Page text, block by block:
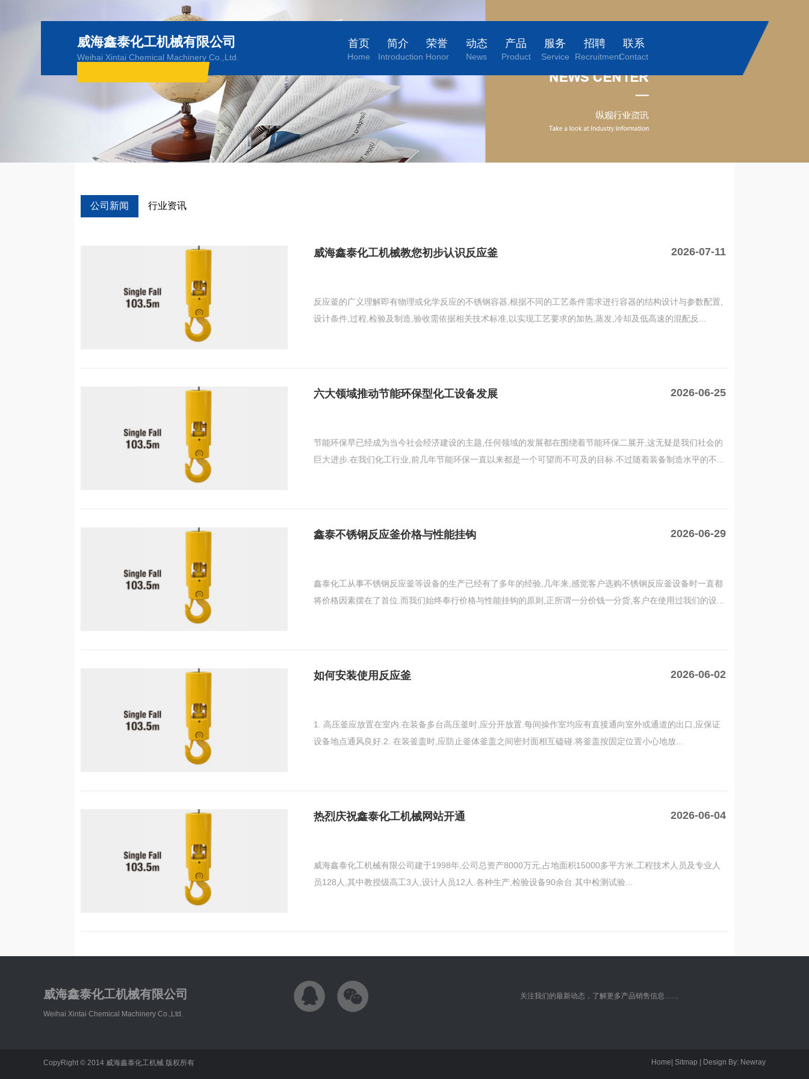
威海鑫泰化工机械有限公司
Weihai Xintai Chemical Machinery Co.,Ltd.
首页
Home
简介
Introduction
荣誉
Honor
动态
News
产品
Product
服务
Service
招聘
Recruitment
联系
Contact
公司新闻 行业资讯
威海鑫泰化工机械教您初步认识反应釜 2026-07-11
反应釜的广义理解即有物理或化学反应的不锈钢容器,根据不同的工艺条件需求进行容器的结构设计与参数配置,
设计条件,过程,检验及制造,验收需依据相关技术标准,以实现工艺要求的加热,蒸发,冷却及低高速的混配反...
六大领域推动节能环保型化工设备发展 2026-06-25
节能环保早已经成为当今社会经济建设的主题,任何领域的发展都在围绕着节能环保二展开,这无疑是我们社会的
巨大进步.在我们化工行业,前几年节能环保一直以来都是一个可望而不可及的目标.不过随着装备制造水平的不...
鑫泰不锈钢反应釜价格与性能挂钩 2026-06-29
鑫泰化工从事不锈钢反应釜等设备的生产已经有了多年的经验,几年来,感觉客户选购不锈钢反应釜设备时一直都
将价格因素摆在了首位.而我们始终奉行价格与性能挂钩的原则,正所谓一分价钱一分货,客户在使用过我们的设...
如何安装使用反应釜 2026-06-02
1. 高压釜应放置在室内.在装备多台高压釜时,应分开放置.每间操作室均应有直接通向室外或通道的出口,应保证
设备地点通风良好.2. 在装釜盖时,应防止釜体釜盖之间密封面相互磕碰.将釜盖按固定位置小心地放...
热烈庆祝鑫泰化工机械网站开通 2026-06-04
威海鑫泰化工机械有限公司建于1998年,公司总资产8000万元,占地面积15000多平方米,工程技术人员及专业人
员128人,其中教授级高工3人,设计人员12人.各种生产,检验设备90余台.其中检测试验...
威海鑫泰化工机械有限公司
Weihai Xintai Chemical Machinery Co.,Ltd.
关注我们的最新动态，了解更多产品销售信息……
CopyRight © 2014 威海鑫泰化工机械 版权所有 | Sitmap | Design By: Newray
Home